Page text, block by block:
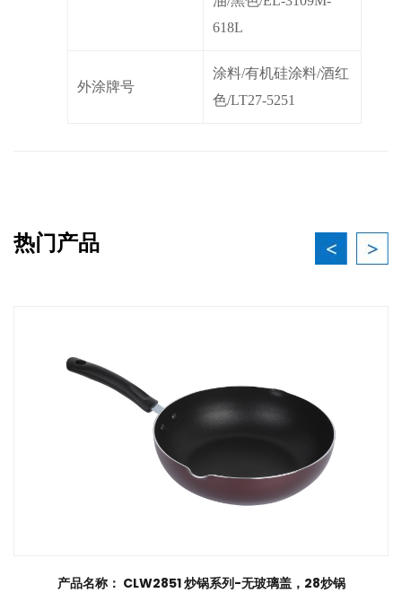
618L
外涂牌号
涂料/有机硅涂料/酒红
色/LT27-5251
热门产品
产品名称： CLW2851 炒锅系列-无玻璃盖，28炒锅